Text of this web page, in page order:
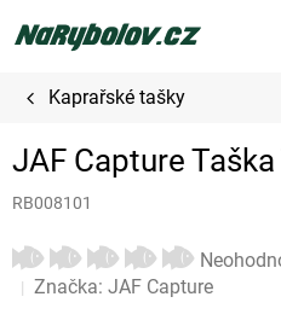
na
Kaprařské tašky
JAF Capture
RB008101
Průměrné
produktu
Značka: JAF Capture